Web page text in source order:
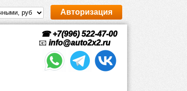
Авторизация
☎ +7(996) 522-47-00
📧 info@auto2x2.ru